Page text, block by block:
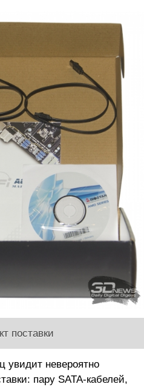
поставки
увидит невероятно
пару SATA-кабелей,